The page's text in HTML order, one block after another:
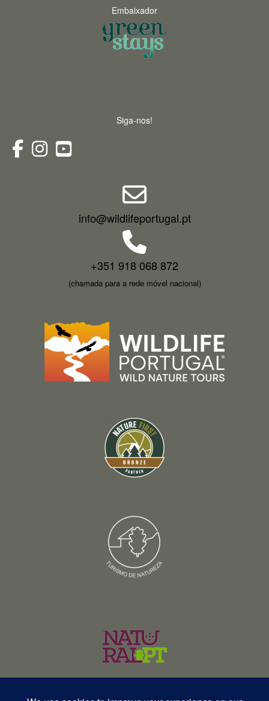
Embaixador
Siga-nos!
info@wildlifeportugal.pt
+351 918 068 872
(chamada para a rede móvel nacional)